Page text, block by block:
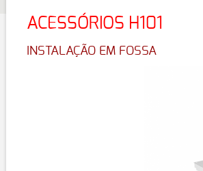
ACESSÓRIOS H101
INSTALAÇÃO EM FOSSA